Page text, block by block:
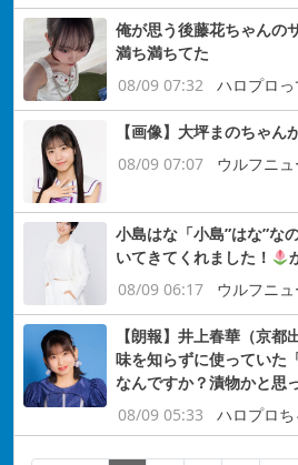
俺が思う後藤花ちゃんの
満ち満ちてた
08/09 07:32
ハロプロっ
【画像】大坪まのちゃん
08/09 07:07
ウルフニュ
小島はな「小島”はな”な
いてきてくれました！
08/09 06:17
ウルフニュ
【朗報】井上春華（京
味を知らずに使っていた
なんですか？漬物かと思
08/09 05:33
ハロプロ